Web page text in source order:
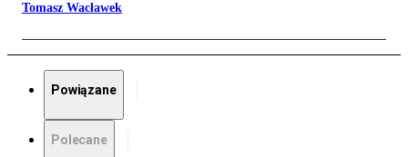
Tomasz Wacławek
Powiązane
Polecane